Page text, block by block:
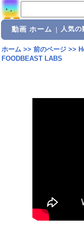
動画 ホーム 人気の
ホーム>> 前のページ>>
FOODBEAST LABS